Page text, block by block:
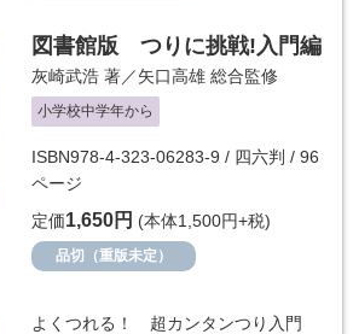
図書館版 つりに挑戦!入門編
灰崎武浩 著／矢口高雄 総合監修
小学校中学年から
ISBN978-4-323-06283-9 / 四六判 / 96
ページ
定価1,650円 (本体1,500円+税)
品切（重版未定）
よくつれる！ 超カンタンつり入門